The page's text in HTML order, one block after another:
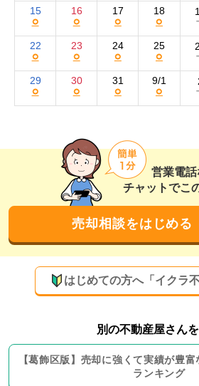
営業電話
チャットでこ
売却相談をはじめる
はじめての方へ「イクラ
別の不動産屋さん
【葛飾区版】 売却に強くて実績が豊富
ランキング
15
○
16
○
17
○
18
○
22
○
23
○
24
○
25
○
29
○
30
○
31
○
9/1
○
ータルサイトへの情報掲載がメイン
また、近隣の買い手に向けたチラシ
り出し物件の看板の設置、オープ
施。購入希望者に直接物件の魅力を
とで、スムーズな成約へと導きます
きるような写真と物件紹介文を掲
件を見る前に、内装や外装、地域に
把握できるような工夫を凝らして
仲介以外に、買取やリースバ
もございます！
弊社では、仲介による売却以外の
能です。物件をすぐに現金化された
売却後もご自宅に住み続けたい売主
また、リフォームしてからの売却
ームインスペクションにも対応可
越し業者や不用品処分業者のご紹介